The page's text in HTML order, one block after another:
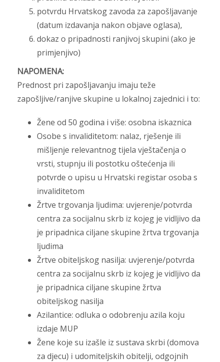
potvrdu Hrvatskog zavoda za zapošljavanje
(datum izdavanja nakon objave oglasa),
dokaz o pripadnosti ranjivoj skupini (ako je
primjenjivo)
NAPOMENA:
Prednost pri zapošljavanju imaju teže
zapošljive/ranjive skupine u lokalnoj zajednici i to:
Žene od 50 godina i više: osobna iskaznica
Osobe s invaliditetom: nalaz, rješenje ili
mišljenje relevantnog tijela vještačenja o
vrsti, stupnju ili postotku oštećenja ili
potvrde o upisu u Hrvatski registar osoba s
invaliditetom
Žrtve trgovanja ljudima: uvjerenje/potvrda
centra za socijalnu skrb iz kojeg je vidljivo da
je pripadnica ciljane skupine žrtva trgovanja
ljudima
Žrtve obiteljskog nasilja: uvjerenje/potvrda
centra za socijalnu skrb iz kojeg je vidljivo da
je pripadnica ciljane skupine žrtva
obiteljskog nasilja
Azilantice: odluka o odobrenju azila koju
izdaje MUP
Žene koje su izašle iz sustava skrbi (domova
za djecu) i udomiteljskih obitelji, odgojnih